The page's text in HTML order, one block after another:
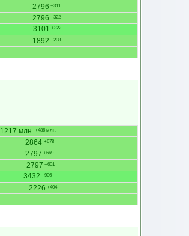
2796 +311
2796 +322
3101 +322
1892 +208
1217 млн. +486 млн.
2864 +678
2797 +669
2797 +601
3432 +906
2226 +404